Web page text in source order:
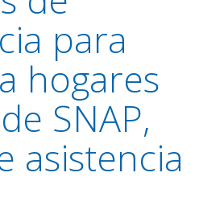
para
hogares
SNAP,
asistencia